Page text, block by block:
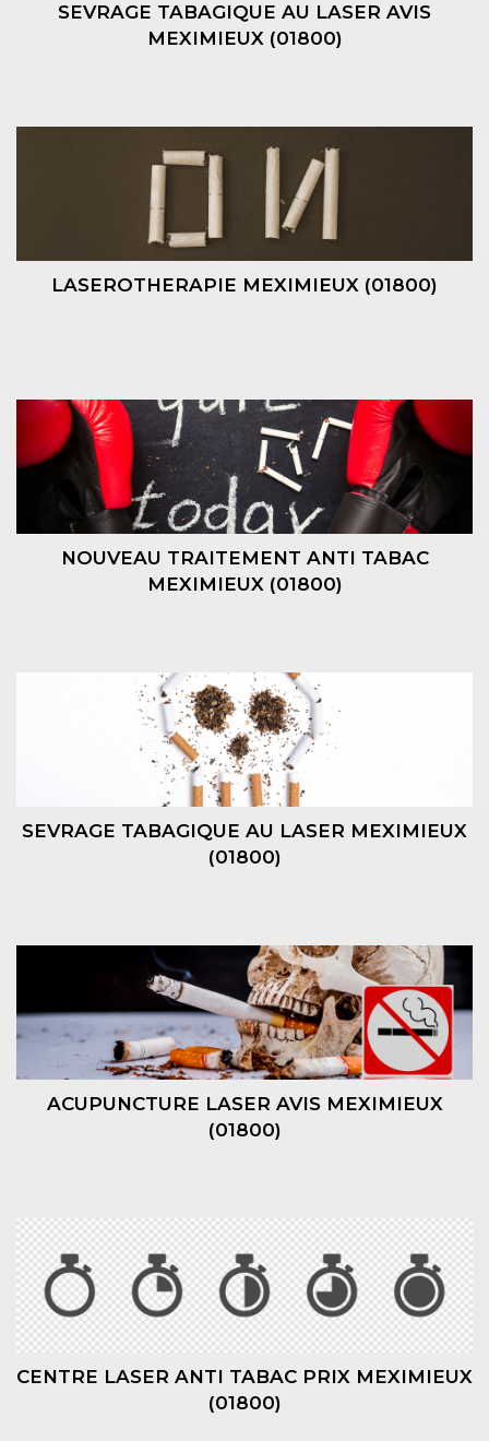
SEVRAGE TABAGIQUE AU LASER AVIS
MEXIMIEUX (01800)
LASEROTHERAPIE MEXIMIEUX (01800)
NOUVEAU TRAITEMENT ANTI TABAC
MEXIMIEUX (01800)
SEVRAGE TABAGIQUE AU LASER MEXIMIEUX
(01800)
ACUPUNCTURE LASER AVIS MEXIMIEUX
(01800)
CENTRE LASER ANTI TABAC PRIX MEXIMIEUX
(01800)